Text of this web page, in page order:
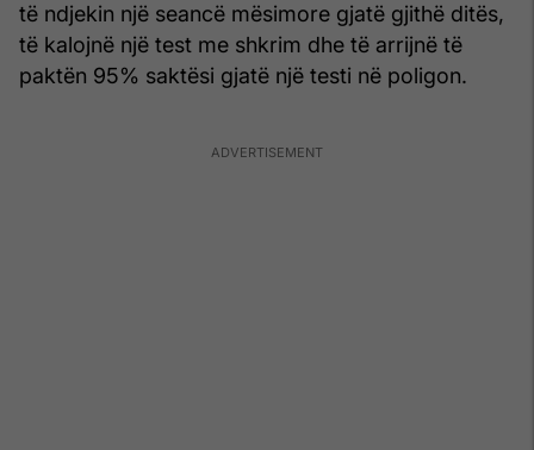
të ndjekin një seancë mësimore gjatë gjithë ditës,
të kalojnë një test me shkrim dhe të arrijnë të
paktën 95% saktësi gjatë një testi në poligon.